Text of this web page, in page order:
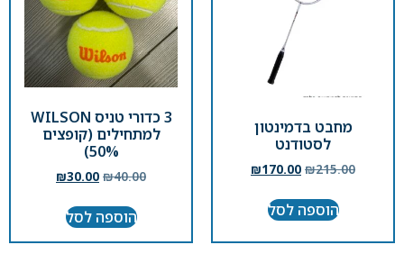
מחבט בדמינטון
לסטודנט
₪215.00
₪170.00
הוספה לסל
3 כדורי טניס WILSON
למתחילים (קופצים
50%)
₪40.00
₪30.00
הוספה לסל